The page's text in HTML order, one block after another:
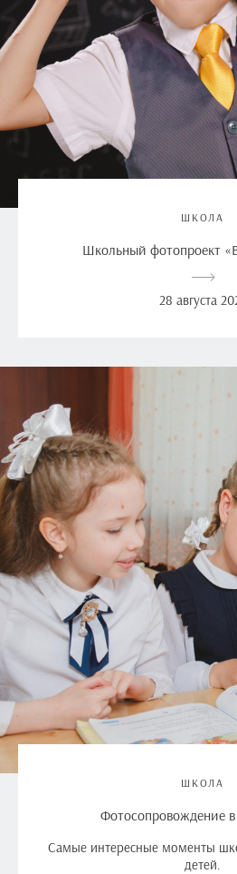
ШКОЛА
Школьный фотопроект
28 августа
ШКОЛА
Фотосопровождение
Самые интересные моменты
детей.